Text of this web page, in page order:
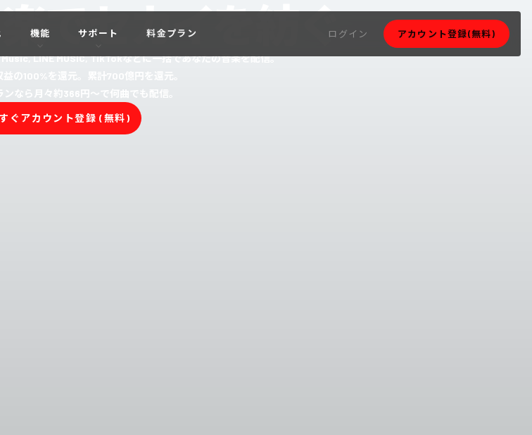
機能 サポート 料金プラン ログイン アカウント登録(無料)
でセカイを紡ぐ
LINE MUSIC, TikTokなどに一括であなたの音楽を配信。
なら月々約366円〜で何曲でも配信。
ぐアカウント登録 (無料)